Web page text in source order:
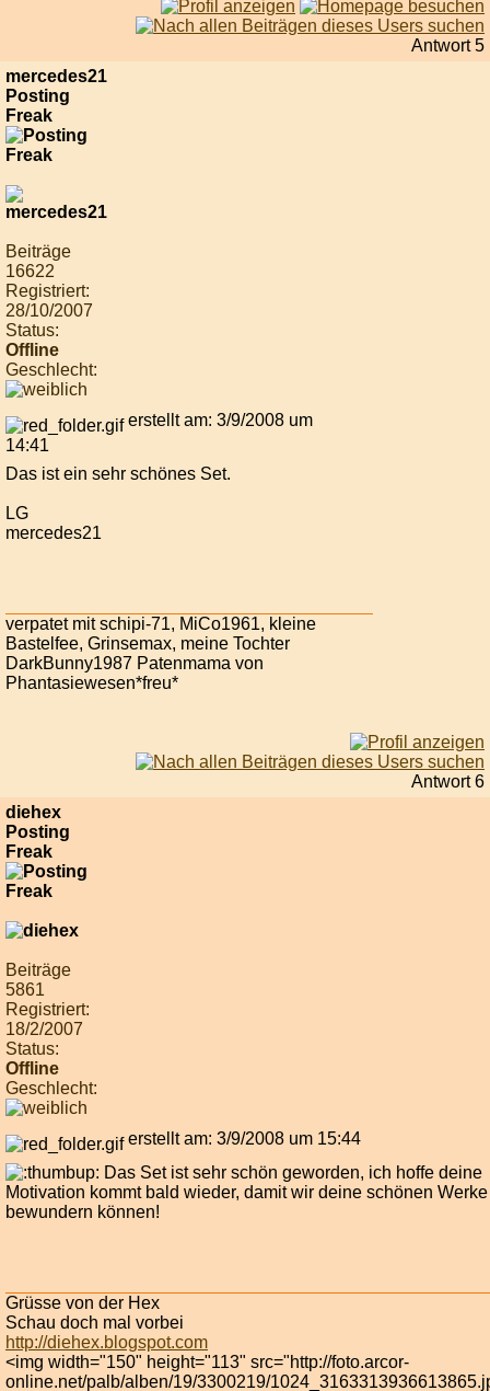
Antwort 5
mercedes21
Posting
Freak
Beiträge
16622
Registriert:
28/10/2007
Status:
Offline
Geschlecht:
erstellt am: 3/9/2008 um
14:41
Das ist ein sehr schönes Set.
LG
mercedes21
verpatet mit schipi-71, MiCo1961, kleine
Bastelfee, Grinsemax, meine Tochter
DarkBunny1987 Patenmama von
Phantasiewesen*freu*
Antwort 6
diehex
Posting
Freak
Beiträge
5861
Registriert:
18/2/2007
Status:
Offline
Geschlecht:
erstellt am: 3/9/2008 um 15:44
Das Set ist sehr schön geworden, ich hoffe deine
Motivation kommt bald wieder, damit wir deine schönen Werke
bewundern können!
Grüsse von der Hex
Schau doch mal vorbei
http://diehex.blogspot.com
<img width="150" height="113" src="http://foto.arcor-
online.net/palb/alben/19/3300219/